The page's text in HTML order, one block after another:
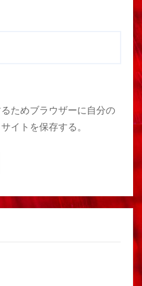
ためブラウザーに自分の
イトを保存する。